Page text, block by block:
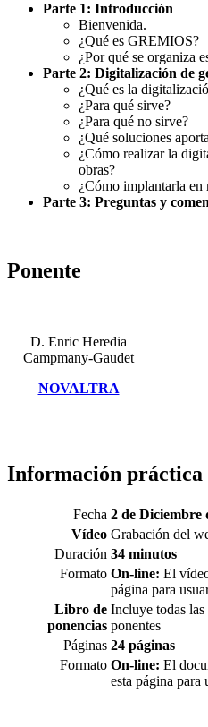
Parte 1: Introducción
Bienvenida.
¿Qué es GREMIOS?
¿Por qué se organiza
Parte 2: Digitalización de
¿Qué es la
¿Para qué sirve?
¿Para qué no sirve?
¿Qué soluciones
¿Cómo realizar la
obras?
¿Cómo implantarla en
Parte 3: Preguntas y
Ponente
D. Enric Heredia
Campmany-Gaudet
NOVALTRA
Información práctica
Fecha 2 de Diciembre
Vídeo Grabación del
Duración 34 minutos
Formato On-line: El
página para
Libro de
ponencias
Incluye todas las
ponentes
Páginas 24 páginas
Formato On-line: El
esta página para